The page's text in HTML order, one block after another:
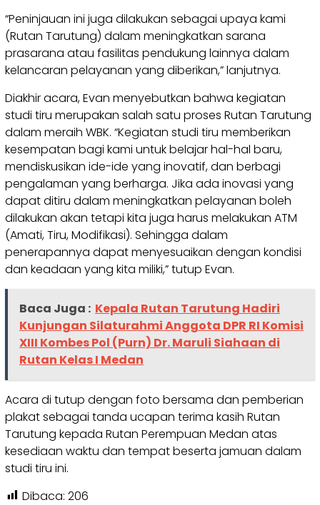
“Peninjauan ini juga dilakukan sebagai upaya kami
(Rutan Tarutung) dalam meningkatkan sarana
prasarana atau fasilitas pendukung lainnya dalam
kelancaran pelayanan yang diberikan,” lanjutnya.
Diakhir acara, Evan menyebutkan bahwa kegiatan
studi tiru merupakan salah satu proses Rutan Tarutung
dalam meraih WBK. “Kegiatan studi tiru memberikan
kesempatan bagi kami untuk belajar hal-hal baru,
mendiskusikan ide-ide yang inovatif, dan berbagi
pengalaman yang berharga. Jika ada inovasi yang
dapat ditiru dalam meningkatkan pelayanan boleh
dilakukan akan tetapi kita juga harus melakukan ATM
(Amati, Tiru, Modifikasi). Sehingga dalam
penerapannya dapat menyesuaikan dengan kondisi
dan keadaan yang kita miliki,” tutup Evan.
Baca Juga : Kepala Rutan Tarutung Hadiri
Kunjungan Silaturahmi Anggota DPR RI Komisi
XIII Kombes Pol (Purn) Dr. Maruli Siahaan di
Rutan Kelas I Medan
Acara di tutup dengan foto bersama dan pemberian
plakat sebagai tanda ucapan terima kasih Rutan
Tarutung kepada Rutan Perempuan Medan atas
kesediaan waktu dan tempat beserta jamuan dalam
studi tiru ini.
Dibaca: 206